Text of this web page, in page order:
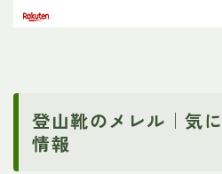
登山靴のメレル｜気
情報